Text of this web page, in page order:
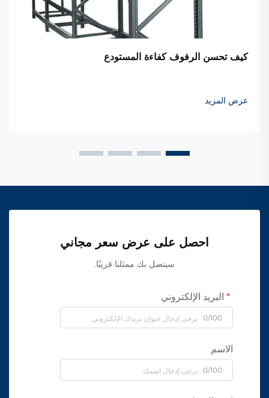
كيف تحسن الرفوف كفاءة المستودع
عرض المزيد
احصل على عرض سعر مجاني
سيتصل بك ممثلنا قريبًا.
البريد الإلكتروني
0/100
الاسم
0/100